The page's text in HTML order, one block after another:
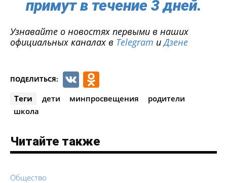
примут в течение 3 дней.
Узнавайте о новостях первыми в наших
официальных каналах в Telegram иДзене
ПОДЕЛИТЬСЯ: VK
Теги дети минпросвещения
родители
школа
Читайте также
Общество